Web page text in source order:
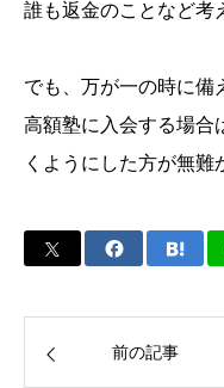
誰も返金のことなど考
でも、万が一の時に備
高額塾に入会する場合
くようにした方が無難
前の記事